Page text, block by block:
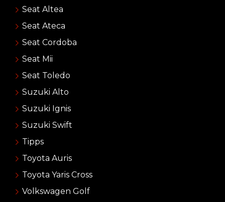
Seat Altea
Seat Ateca
Seat Cordoba
Seat Mii
Seat Toledo
Suzuki Alto
Suzuki Ignis
Suzuki Swift
Tipps
Toyota Auris
Toyota Yaris Cross
Volkswagen Golf